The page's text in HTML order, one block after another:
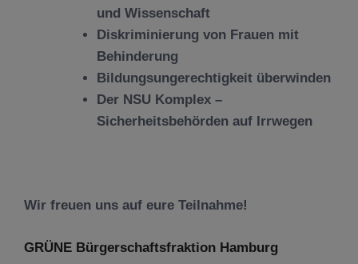
und Wissenschaft
Diskriminierung von Frauen mit
Behinderung
Bildungsungerechtigkeit überwinden
Der NSU Komplex –
Sicherheitsbehörden auf Irrwegen
Wir freuen uns auf eure Teilnahme!
GRÜNE Bürgerschaftsfraktion Hamburg